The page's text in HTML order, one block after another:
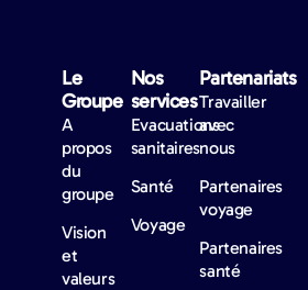
Le
Groupe
A
propos
du
groupe
Vision
et
valeurs
Nos
services
Evacuations
sanitaires
Santé
Voyage
Partenariats
Travailler
avec
nous
Partenaires
voyage
Partenaires
santé